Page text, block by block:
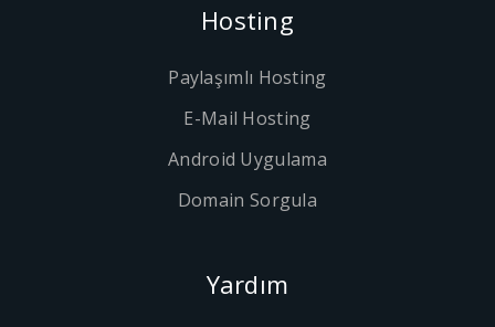
Hosting
Paylaşımlı Hosting
E-Mail Hosting
Android Uygulama
Domain Sorgula
Yardım